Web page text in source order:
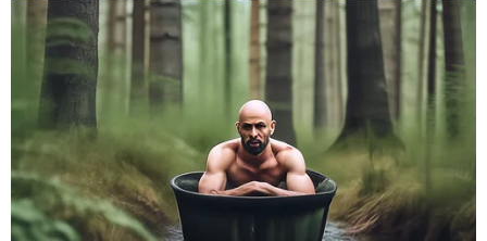
zkušenosti, jak správně
zalévat petúnie ve volné půdě,
sdílím v tomto článku.
obsah
Petúnie vyžaduje mírnou